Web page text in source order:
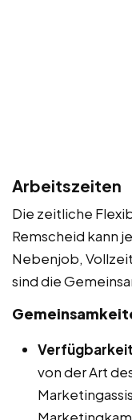
Arbeitszeiten
Die zeitliche
Remscheid kann
Nebenjob,
sind die
von der Art